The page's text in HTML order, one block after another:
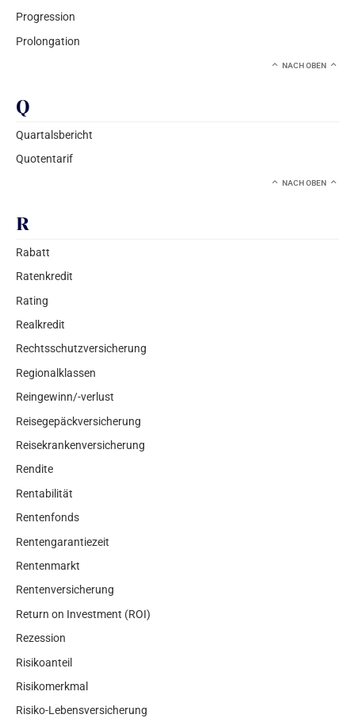
Progression
Prolongation
NACH OBEN
Q
Quartalsbericht
Quotentarif
NACH OBEN
R
Rabatt
Ratenkredit
Rating
Realkredit
Rechtsschutzversicherung
Regionalklassen
Reingewinn/-verlust
Reisegepäckversicherung
Reisekrankenversicherung
Rendite
Rentabilität
Rentenfonds
Rentengarantiezeit
Rentenmarkt
Rentenversicherung
Return on Investment (ROI)
Rezession
Risikoanteil
Risikomerkmal
Risiko-Lebensversicherung